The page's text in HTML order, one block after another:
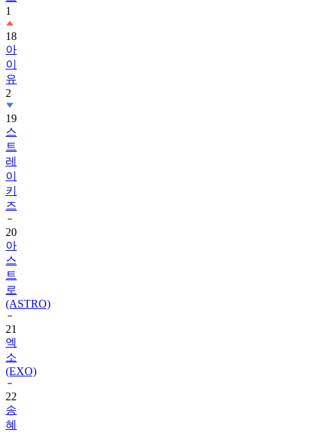
18
아
이
유
2
19
스
트
레
이
키
즈
20
아
스
트
로
(ASTRO)
21
엑
소
(EXO)
22
송
혜
교